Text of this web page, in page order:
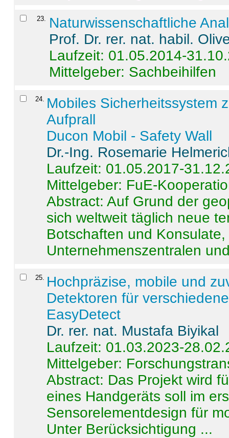
23. Naturwissenschaftliche
Prof. Dr. rer. nat. habil.
Laufzeit: 01.05.2014-
Mittelgeber: Sachbeihilfen
24. Mobiles Sicherheitssystem
Aufprall
Ducon Mobil - Safety Wall
Dr.-Ing. Rosemarie
Laufzeit: 01.05.2017-
Mittelgeber: FuE-
Abstract:Auf Grund der
sich weltweit täglich neue
Botschaften und
Unternehmenszentralen
25. Hochpräzise, mobile und
Detektoren für
EasyDetect
Dr. rer. nat. Mustafa Biyikal
Laufzeit: 01.03.2023-
Mittelgeber:
Abstract: Das Projekt wird
eines Handgeräts soll im
Sensorelementdesign für
Unter Berücksichtigung ...